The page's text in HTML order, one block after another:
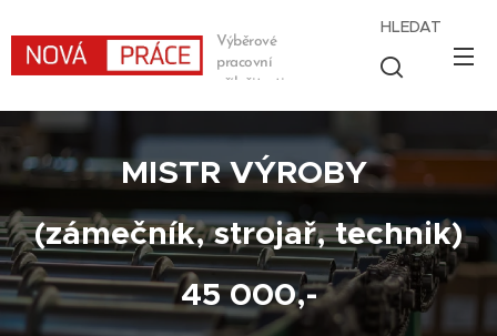
Výběrové
pracovní
příležitosti
HLEDAT
MISTR VÝROBY
(zámečník, strojař, technik)
45 000,-